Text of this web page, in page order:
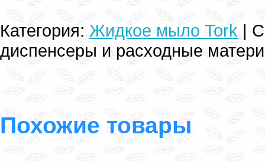
Категория: Жидкое мыло Tork |
диспенсеры и расходные
Похожие товары